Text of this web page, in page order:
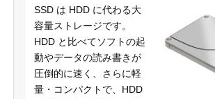
SSD は HDD に代わる大
容量ストレージです。
HDD と比べてソフトの起
動やデータの読み書きが
圧倒的に速く、さらに軽
量・コンパクトで、HDD